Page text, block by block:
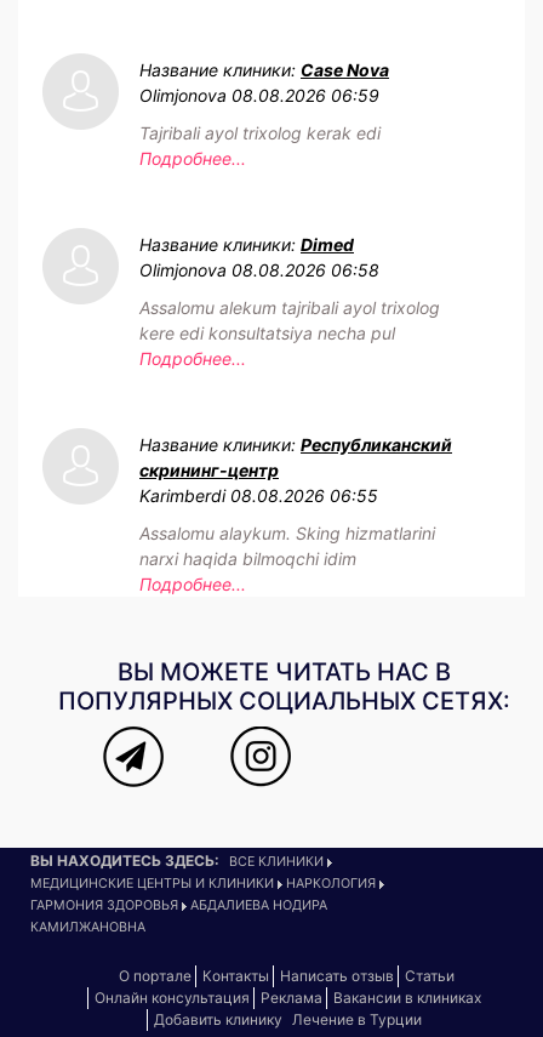
Название клиники: Case Nova
Olimjonova 08.08.2026 06:59
Tajribali ayol trixolog kerak edi
Подробнее...
Название клиники: Dimed
Olimjonova 08.08.2026 06:58
Assalomu alekum tajribali ayol trixolog
kere edi konsultatsiya necha pul
Подробнее...
Название клиники: Республиканский
скрининг-центр
Karimberdi 08.08.2026 06:55
Assalomu alaykum. Sking hizmatlarini
narxi haqida bilmoqchi idim
Подробнее...
ВЫ МОЖЕТЕ ЧИТАТЬ НАС В
ПОПУЛЯРНЫХ СОЦИАЛЬНЫХ СЕТЯХ:
ВЫ НАХОДИТЕСЬ ЗДЕСЬ:
ВСЕ КЛИНИКИ
МЕДИЦИНСКИЕ ЦЕНТРЫ И КЛИНИКИ
НАРКОЛОГИЯ
ГАРМОНИЯ ЗДОРОВЬЯ
АБДАЛИЕВА НОДИРА
КАМИЛЖАНОВНА
О портале Контакты Написать отзыв
Статьи
Онлайн консультация
Реклама
Вакансии в клиниках
Добавить клинику Лечение в Турции